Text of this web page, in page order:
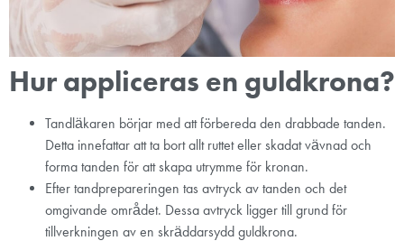
Hur appliceras en guldkrona?
Tandläkaren börjar med att förbereda den drabbade tanden.
Detta innefattar att ta bort allt ruttet eller skadat vävnad och
forma tanden för att skapa utrymme för kronan.
Efter tandprepareringen tas avtryck av tanden och det
omgivande området. Dessa avtryck ligger till grund för
tillverkningen av en skräddarsydd guldkrona.